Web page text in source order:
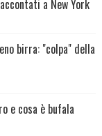
a New York
birra: "colpa" della
e cosa è bufala